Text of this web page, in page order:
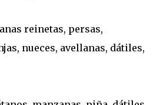
reinetas, persas,
nueces, avellanas, dátiles,